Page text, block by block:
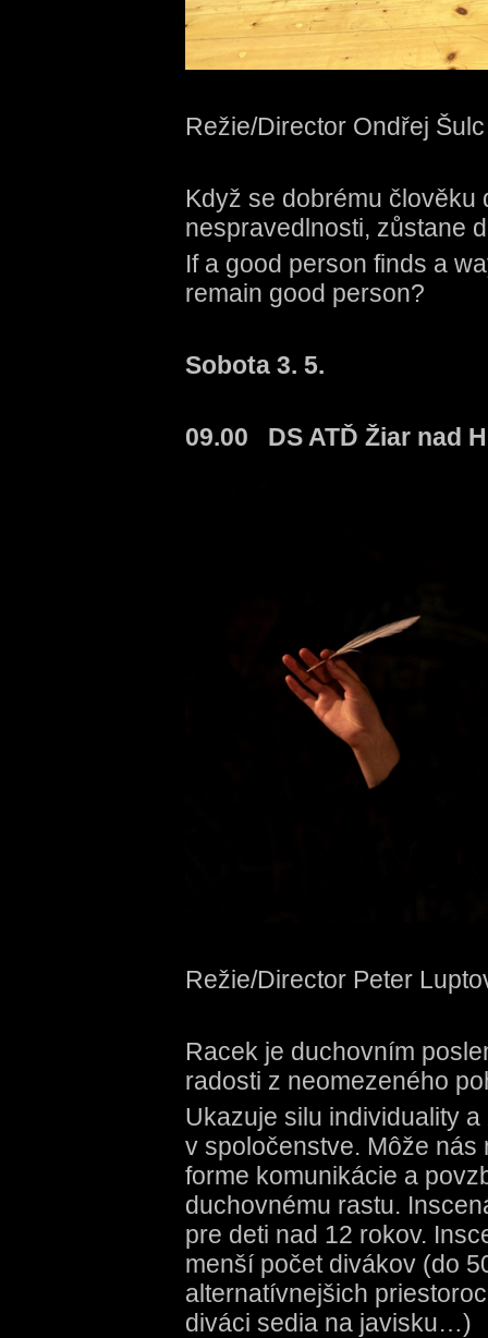
Režie/Director Ondřej Šulc
Když se dobrému
nespravedlnosti, zůstane
If a good person finds a
remain good person?
Sobota 3. 5.
09.00 DS ATĎ Žiar nad
Režie/Director Peter
Racek je duchovním
radosti z neomezeného
Ukazuje silu individuality
v spoločenstve. Môže
forme komunikácie a
duchovnému rastu.
pre deti nad 12 rokov.
menší počet divákov (do
alternatívnejšich
diváci sedia na javisku…)